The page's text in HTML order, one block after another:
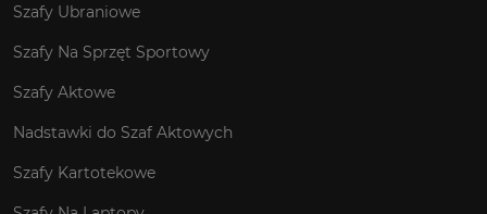
Szafy Ubraniowe
Szafy Na Sprzęt Sportowy
Szafy Aktowe
Nadstawki do Szaf Aktowych
Szafy Kartotekowe